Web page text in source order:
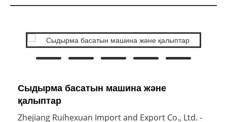
Сыдырма басатын машина және
қалыптар
Zhejiang Ruihexuan Import and Export Co., Ltd. -